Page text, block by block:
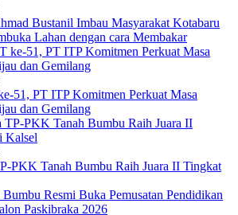
Bustanil Imbau Masyarakat Kotabaru
Lahan dengan cara Membakar
51, PT ITP Komitmen Perkuat Masa
dan Gemilang
PKK Tanah Bumbu Raih Juara II Tingkat